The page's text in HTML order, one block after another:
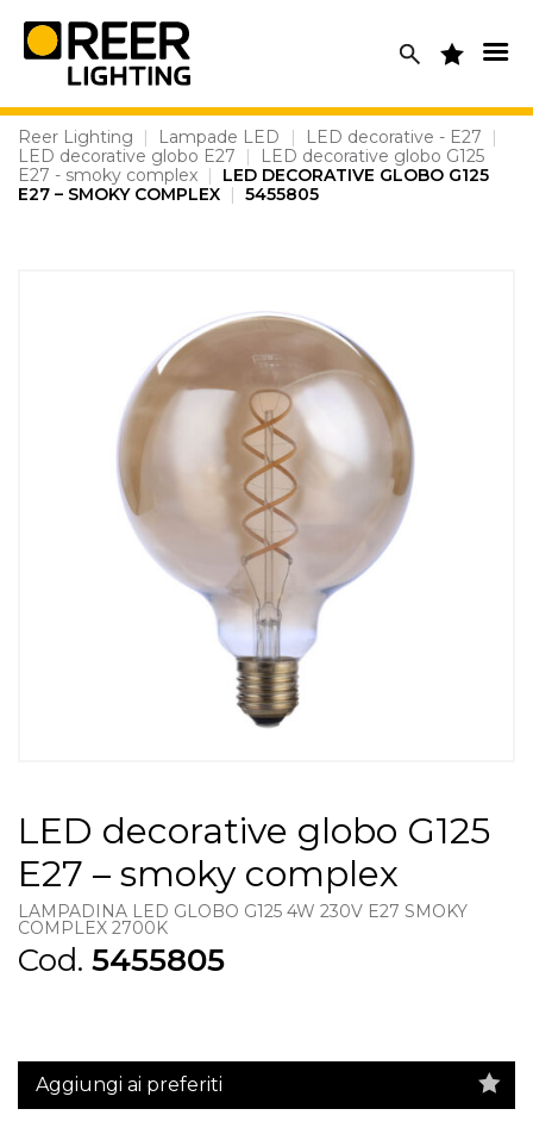
content
Reer Lighting | Lampade LED | LED decorative - E27
|
LED decorative globo E27
|
LED decorative globo G125
E27 - smoky complex |
LED DECORATIVE GLOBO G125
E27 – SMOKY COMPLEX | 5455805
LED decorative globo G125
E27 – smoky complex
LAMPADINA LED GLOBO G125 4W 230V E27 SMOKY
COMPLEX 2700K
Cod. 5455805
Aggiungi ai preferiti